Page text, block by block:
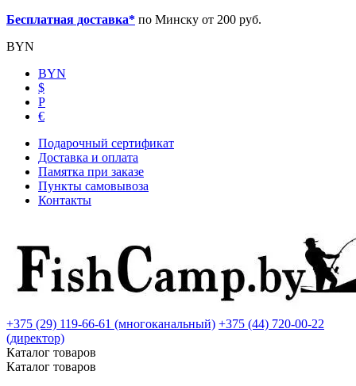
Бесплатная доставка* по Минску от 200 руб.
BYN
BYN
$
Р
€
Подарочный сертификат
Доставка и оплата
Памятка при заказе
Пункты самовывоза
Контакты
+375 (29) 119-66-61 (многоканальный) +375 (44) 720-00-22
(директор)
Каталог товаров
Каталог товаров